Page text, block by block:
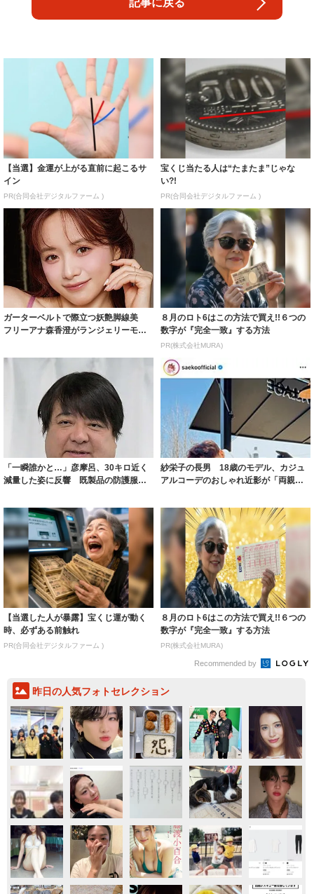
記事に戻る
【当選】金運が上がる直前に起こるサ
イン
PR(合同会社デジタルファーム )
宝くじ当たる人は“たまたま”じゃな
い?!
PR(合同会社デジタルファーム )
ガーターベルトで際立つ妖艶脚線美
フリーアナ森香澄がランジェリーモデ
８月のロト6はこの方法で買え!!６つの
数字が『完全一致』する方法
PR(株式会社MURA)
「一瞬誰かと…」彦摩呂、30キロ近く
減量した姿に反響 既製品の防護服が
紗栄子の長男 18歳のモデル、カジュ
アルコーデのおしゃれ近影が「両親の
【当選した人が暴露】宝くじ運が動く
時、必ずある前触れ
PR(合同会社デジタルファーム )
８月のロト6はこの方法で買え!!６つの
数字が『完全一致』する方法
PR(株式会社MURA)
Recommended by
昨日の人気フォトセレクション